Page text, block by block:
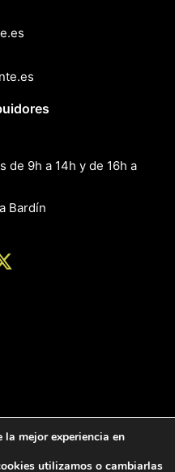
de 9h a 14h y de 16h a
Bardín
de Informática de Diputación
mejor experiencia en
utilizamos o cambiarlas